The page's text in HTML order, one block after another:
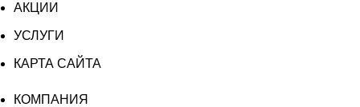
АКЦИИ
УСЛУГИ
КАРТА САЙТА
КОМПАНИЯ